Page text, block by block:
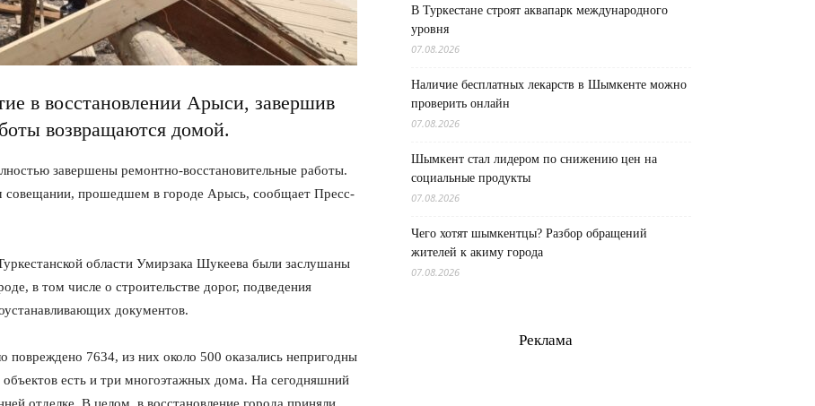
в восстановлении Арыси, завершив
возвращаются домой.
завершены ремонтно-восстановительные работы.
совещании, прошедшем в городе Арысь, сообщает Пресс-
области Умирзака Шукеева были заслушаны
в том числе о строительстве дорог, подведения
документов.
7634, из них около 500 оказались непригодны
есть и три многоэтажных дома. На сегодняшний
В Туркестане строят аквапарк международного
уровня
07.08.2026
Наличие бесплатных лекарств в Шымкенте можно
проверить онлайн
07.08.2026
Шымкент стал лидером по снижению цен на
социальные продукты
07.08.2026
Чего хотят шымкентцы? Разбор обращений
жителей к акиму города
07.08.2026
Реклама